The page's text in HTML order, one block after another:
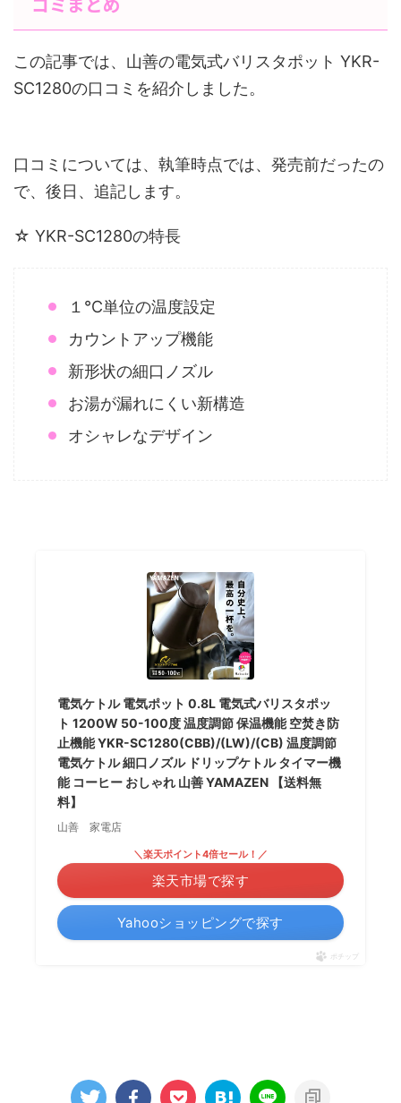
この記事では、山善の電気式バリスタポット YKR-
SC1280の口コミを紹介しました。
口コミについては、執筆時点では、発売前だったの
で、後日、追記します。
☆ YKR-SC1280の特長
１℃単位の温度設定
カウントアップ機能
新形状の細口ノズル
お湯が漏れにくい新構造
オシャレなデザイン
電気ケトル 電気ポット 0.8L 電気式バリスタポッ
ト 1200W 50-100度 温度調節 保温機能 空焚き防
止機能 YKR-SC1280(CBB)/(LW)/(CB) 温度調節
電気ケトル 細口ノズル ドリップケトル タイマー機
能 コーヒー おしゃれ 山善 YAMAZEN 【送料無
料】
山善 家電店
＼楽天ポイント4倍セール！／
楽天市場で探す
Yahooショッピングで探す
ポチップ